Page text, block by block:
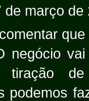
de março de
negócio
tiração
podemos